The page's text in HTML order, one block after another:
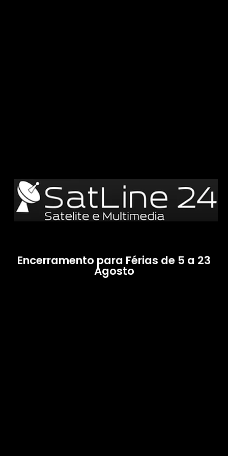
Encerramento para Férias de 5 a 23
Agosto